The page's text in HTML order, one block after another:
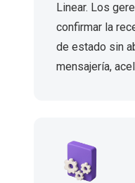
Linear. Los
confirmar la
de estado sin
mensajería,